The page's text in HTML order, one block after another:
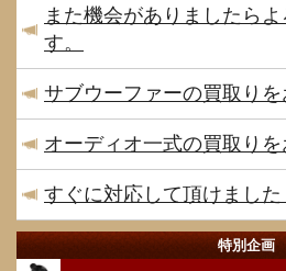
また機会がありましたら
す。
サブウーファーの買取り
オーディオ一式の買取り
すぐに対応して頂けました
特別企画